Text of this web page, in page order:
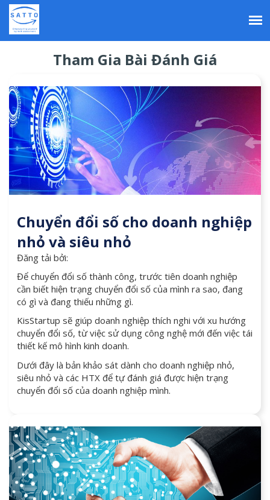
Nhảy
đến
nội
dung
Tham Gia Bài Đánh Giá
Chuyển đổi số cho doanh nghiệp
nhỏ và siêu nhỏ
Đăng tải bởi:
Để chuyển đổi số thành công, trước tiên doanh nghiệp
cần biết hiện trạng chuyển đổi số của mình ra sao, đang
có gì và đang thiếu những gì.
KisStartup sẽ giúp doanh nghiệp thích nghi với xu hướng
chuyển đổi số, từ việc sử dụng công nghệ mới đến việc tái
thiết kế mô hình kinh doanh.
Dưới đây là bản khảo sát dành cho doanh nghiệp nhỏ,
siêu nhỏ và các HTX để tự đánh giá được hiện trạng
chuyển đổi số của doanh nghiệp mình.